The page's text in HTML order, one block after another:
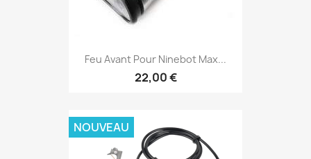
Feu Avant Pour Ninebot Max...
22,00 €
NOUVEAU